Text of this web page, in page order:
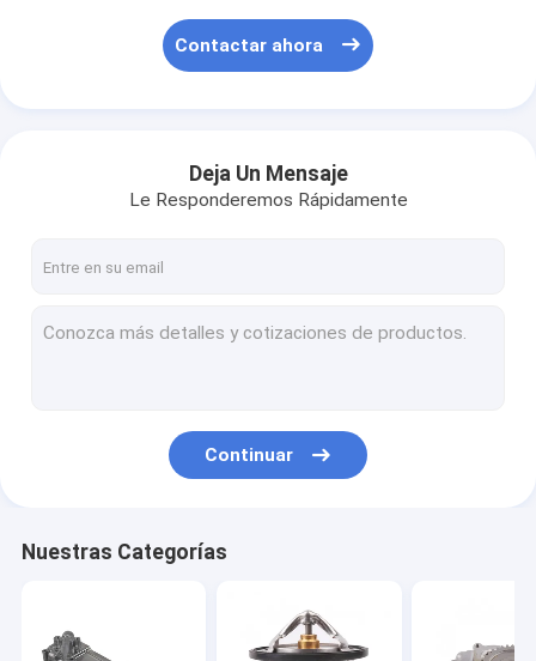
Contactar ahora
Deja Un Mensaje
Le Responderemos Rápidamente
Continuar
Nuestras Categorías